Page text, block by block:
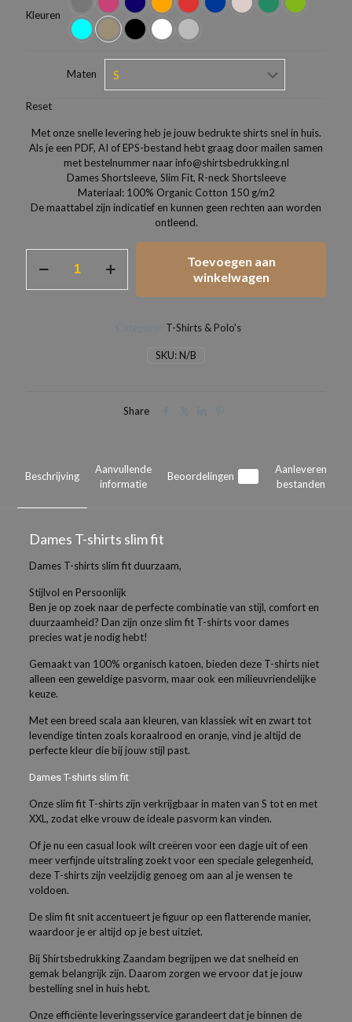
Kleuren
Maten
Reset
Met onze snelle levering heb je jouw bedrukte shirts snel in huis.
Als je een PDF, AI of EPS-bestand hebt graag door mailen samen
met bestelnummer naar info@shirtsbedrukking.nl
Dames Shortsleeve, Slim Fit, R-neck Shortsleeve
Materiaal: 100% Organic Cotton 150 g/m2
De maattabel zijn indicatief en kunnen geen rechten aan worden
ontleend.
Toevoegen aan
winkelwagen
SKU:N/B
T-Shirts & Polo's
Share
Beschrijving
Aanvullende
informatie
Beoordelingen
Aanleveren
bestanden
Dames T-shirts slim fit
Dames T-shirts slim fit duurzaam,
Stijlvol en Persoonlijk
Ben je op zoek naar de perfecte combinatie van stijl, comfort en
duurzaamheid? Dan zijn onze slim fit T-shirts voor dames
precies wat je nodig hebt!
Gemaakt van 100% organisch katoen, bieden deze T-shirts niet
alleen een geweldige pasvorm, maar ook een milieuvriendelijke
keuze.
Met een breed scala aan kleuren, van klassiek wit en zwart tot
levendige tinten zoals koraalrood en oranje, vind je altijd de
perfecte kleur die bij jouw stijl past.
Dames T-shirts slim fit
Onze slim fit T-shirts zijn verkrijgbaar in maten van S tot en met
XXL, zodat elke vrouw de ideale pasvorm kan vinden.
Of je nu een casual look wilt creëren voor een dagje uit of een
meer verfijnde uitstraling zoekt voor een speciale gelegenheid,
deze T-shirts zijn veelzijdig genoeg om aan al je wensen te
voldoen.
De slim fit snit accentueert je figuur op een flatterende manier,
waardoor je er altijd op je best uitziet.
Bij Shirtsbedrukking Zaandam begrijpen we dat snelheid en
gemak belangrijk zijn. Daarom zorgen we ervoor dat je jouw
bestelling snel in huis hebt.
Onze efficiënte leveringsservice garandeert dat je binnen de